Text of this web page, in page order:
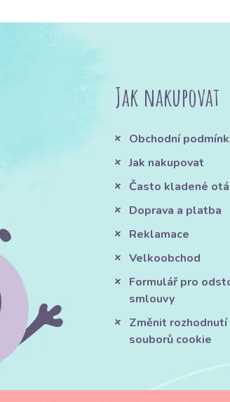
Jak nakupovat
Obchodní
Jak nakupovat
Často kladené
Doprava a platba
Reklamace
Velkoobchod
Formulář pro
smlouvy
Změnit rozhodnutí
souborů cookie